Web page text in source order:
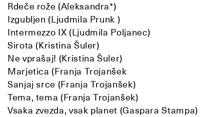
Rdeče rože (Aleksandra*)
Izgubljen (Ljudmila Prunk )
Intermezzo IX (Ljudmila Poljanec)
Sirota (Kristina Šuler)
Ne vprašaj! (Kristina Šuler)
Marjetica (Franja Trojanšek
Sanjaj srce (Franja Trojanšek)
Tema, tema (Franja Trojanšek)
Vsaka zvezda, vsak planet (Gaspara Stampa)